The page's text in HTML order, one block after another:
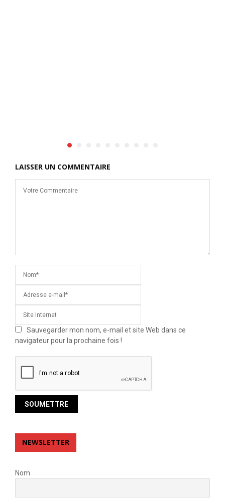
LAISSER UN COMMENTAIRE
Sauvegarder mon nom, e-mail et site Web dans ce
navigateur pour la prochaine fois !
NEWSLETTER
Nom